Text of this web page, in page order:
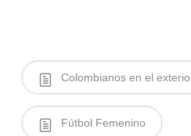
Colombianos en el
Fútbol Femenino